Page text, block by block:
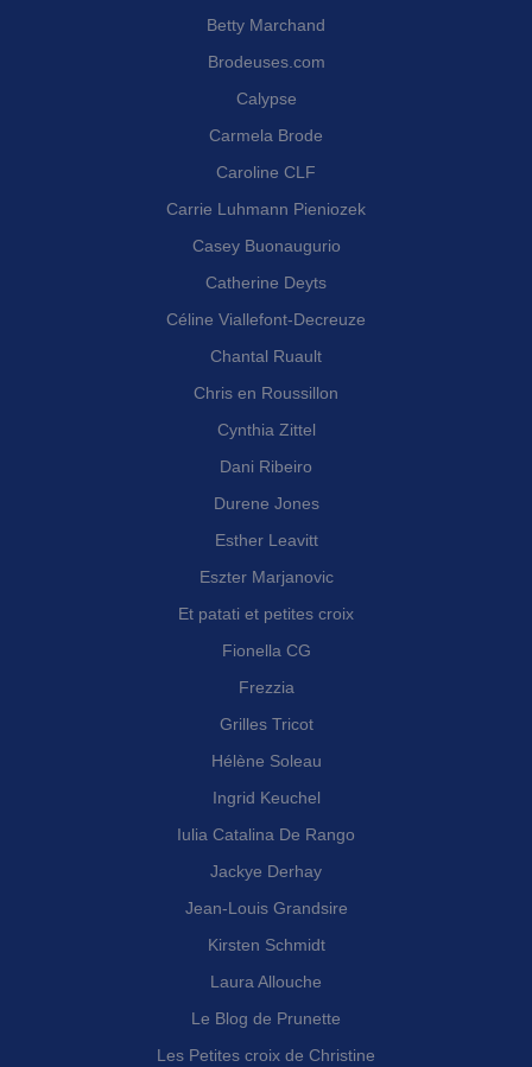
Betty Marchand
Brodeuses.com
Calypse
Carmela Brode
Caroline CLF
Carrie Luhmann Pieniozek
Casey Buonaugurio
Catherine Deyts
Céline Viallefont-Decreuze
Chantal Ruault
Chris en Roussillon
Cynthia Zittel
Dani Ribeiro
Durene Jones
Esther Leavitt
Eszter Marjanovic
Et patati et petites croix
Fionella CG
Frezzia
Grilles Tricot
Hélène Soleau
Ingrid Keuchel
Iulia Catalina De Rango
Jackye Derhay
Jean-Louis Grandsire
Kirsten Schmidt
Laura Allouche
Le Blog de Prunette
Les Petites croix de Christine